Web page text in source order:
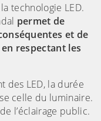
technologie LED.
permet de
et de
respectant les
des LED, la durée
celle du luminaire.
l’éclairage public.